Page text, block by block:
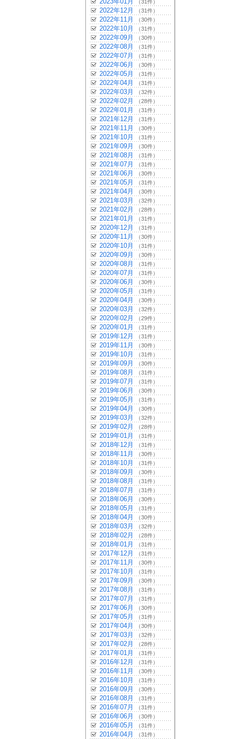
（31件）
2022年12月 （31件）
2022年11月 （30件）
2022年10月 （31件）
2022年09月 （30件）
2022年08月 （31件）
2022年07月 （31件）
2022年06月 （30件）
2022年05月 （31件）
2022年04月 （31件）
2022年03月 （32件）
2022年02月 （28件）
2022年01月 （31件）
2021年12月 （31件）
2021年11月 （30件）
2021年10月 （31件）
2021年09月 （30件）
2021年08月 （31件）
2021年07月 （31件）
2021年06月 （30件）
2021年05月 （31件）
2021年04月 （30件）
2021年03月 （32件）
2021年02月 （28件）
2021年01月 （31件）
2020年12月 （31件）
2020年11月 （30件）
2020年10月 （31件）
2020年09月 （30件）
2020年08月 （31件）
2020年07月 （31件）
2020年06月 （30件）
2020年05月 （31件）
2020年04月 （30件）
2020年03月 （32件）
2020年02月 （29件）
2020年01月 （31件）
2019年12月 （31件）
2019年11月 （30件）
2019年10月 （31件）
2019年09月 （30件）
2019年08月 （31件）
2019年07月 （31件）
2019年06月 （30件）
2019年05月 （31件）
2019年04月 （30件）
2019年03月 （32件）
2019年02月 （28件）
2019年01月 （31件）
2018年12月 （31件）
2018年11月 （30件）
2018年10月 （31件）
2018年09月 （30件）
2018年08月 （31件）
2018年07月 （31件）
2018年06月 （30件）
2018年05月 （31件）
2018年04月 （30件）
2018年03月 （32件）
2018年02月 （28件）
2018年01月 （31件）
2017年12月 （31件）
2017年11月 （30件）
2017年10月 （31件）
2017年09月 （30件）
2017年08月 （31件）
2017年07月 （31件）
2017年06月 （30件）
2017年05月 （31件）
2017年04月 （30件）
2017年03月 （32件）
2017年02月 （28件）
2017年01月 （31件）
2016年12月 （31件）
2016年11月 （30件）
2016年10月 （31件）
2016年09月 （30件）
2016年08月 （31件）
2016年07月 （31件）
2016年06月 （30件）
2016年05月 （31件）
2016年04月 （31件）